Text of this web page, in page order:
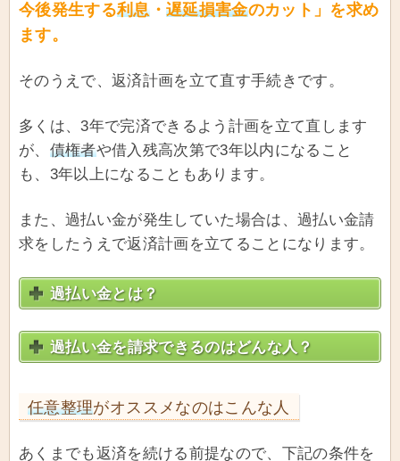
今後発生する利息・遅延損害金のカット」を求め
ます。
そのうえで、返済計画を立て直す手続きです。
多くは、3年で完済できるよう計画を立て直します
が、 債権者や借入残高次第で3年以内になること
も、3年以上になることもあります。
また、過払い金が発生していた場合は、過払い金請
求をしたうえで返済計画を立てることになります。
過払い金とは？
過払い金を請求できるのはどんな人？
任意整理がオススメなのはこんな人
あくまでも返済を続ける前提なので、下記の条件を